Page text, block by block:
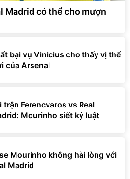
Madrid có thể cho mượn
bại vụ Vinicius cho thấy vị thế
của Arsenal
trận Ferencvaros vs Real
Mourinho siết kỷ luật
Mourinho không hài lòng với
Madrid